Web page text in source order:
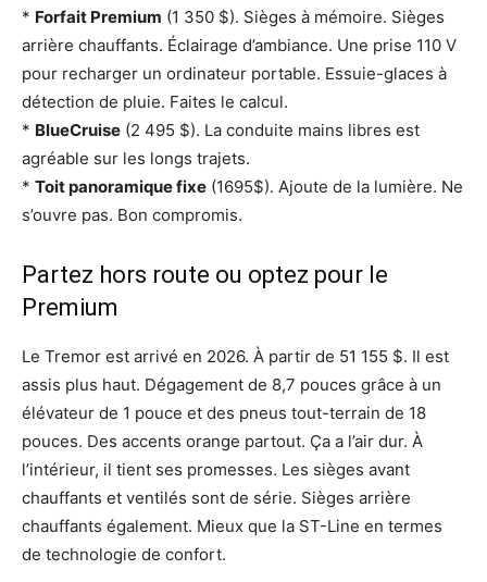
* Forfait Premium (1 350 $). Sièges à mémoire. Sièges
arrière chauffants. Éclairage d’ambiance. Une prise 110 V
pour recharger un ordinateur portable. Essuie-glaces à
détection de pluie. Faites le calcul.
* BlueCruise (2 495 $). La conduite mains libres est
agréable sur les longs trajets.
* Toit panoramique fixe (1695$). Ajoute de la lumière. Ne
s’ouvre pas. Bon compromis.
Partez hors route ou optez pour le
Premium
Le Tremor est arrivé en 2026. À partir de 51 155 $. Il est
assis plus haut. Dégagement de 8,7 pouces grâce à un
élévateur de 1 pouce et des pneus tout-terrain de 18
pouces. Des accents orange partout. Ça a l’air dur. À
l’intérieur, il tient ses promesses. Les sièges avant
chauffants et ventilés sont de série. Sièges arrière
chauffants également. Mieux que la ST-Line en termes
de technologie de confort.